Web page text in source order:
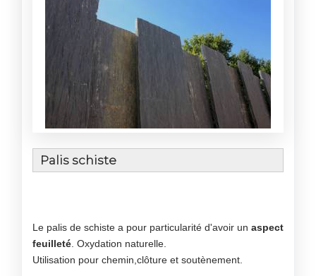
Palis schiste
Le palis de schiste a pour particularité d'avoir un aspect
feuilleté. Oxydation naturelle.
Utilisation pour chemin,clôture et soutènement.